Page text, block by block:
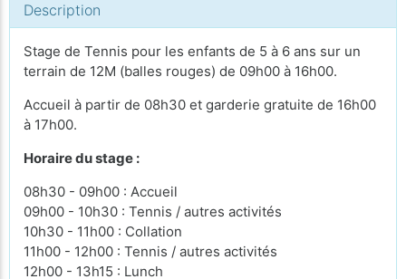
Description
Stage de Tennis pour les enfants de 5 à 6 ans sur un
terrain de 12M (balles rouges) de 09h00 à 16h00.
Accueil à partir de 08h30 et garderie gratuite de 16h00
à 17h00.
Horaire du stage :
08h30 - 09h00 : Accueil
09h00 - 10h30 : Tennis / autres activités
10h30 - 11h00 : Collation
11h00 - 12h00 : Tennis / autres activités
12h00 - 13h15 : Lunch